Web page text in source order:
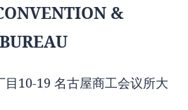
&
10-19 名古屋商工会议所大